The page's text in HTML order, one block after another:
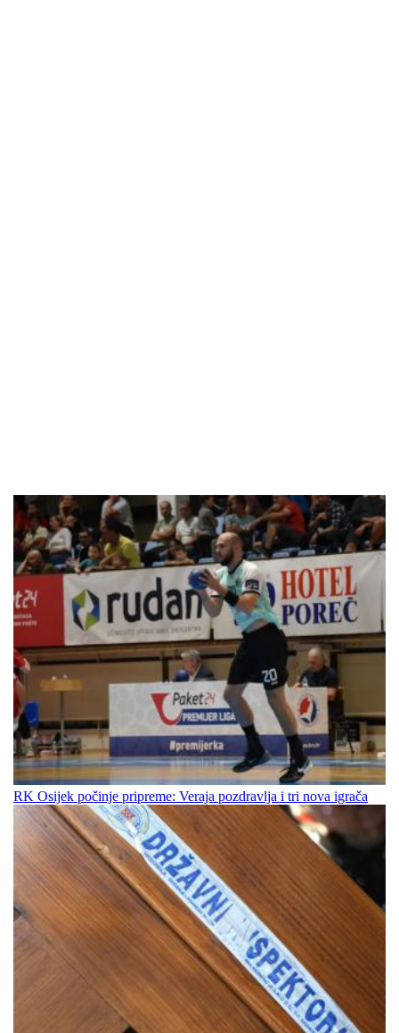
RK Osijek počinje pripreme: Veraja pozdravlja i tri nova igrača